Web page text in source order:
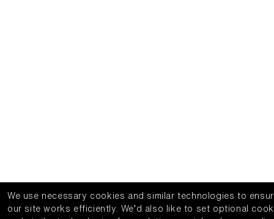
We use necessary cookies and similar technologies to
our site works efficiently.
We’d also like to set optional